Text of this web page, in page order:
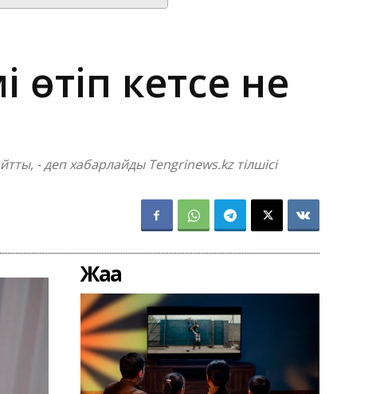
өтіп кетсе не
- деп хабарлайды Tengrinews.kz тілшісі
Жаңа